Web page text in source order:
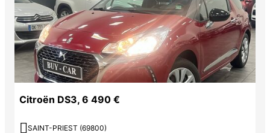
Citroën DS3, 6 490 €
 SAINT-PRIEST (69800)